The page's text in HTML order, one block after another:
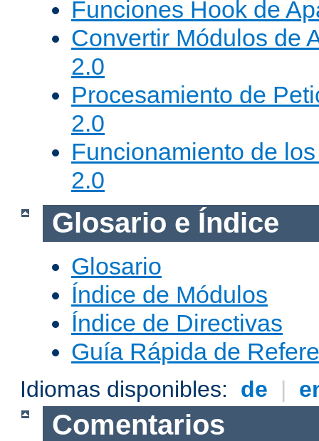
Funciones Hook de
Convertir Módulos de
2.0
Procesamiento de
2.0
Funcionamiento de
2.0
Glosario e Índice
Glosario
Índice de Módulos
Índice de Directivas
Guía Rápida de
Idiomas disponibles: de |
Comentarios